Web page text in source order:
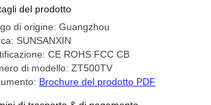
del prodotto
di origine: Guangzhou
SUNSANXIN
CE ROHS FCC CB
di modello: ZT500TV
Brochure del prodotto PDF